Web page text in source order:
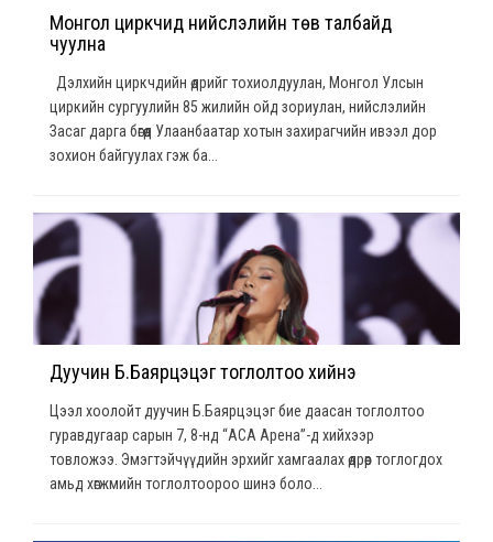
Монгол циркчид нийслэлийн төв талбайд
чуулна
Дэлхийн циркчдийн өдрийг тохиолдуулан, Монгол Улсын
циркийн сургуулийн 85 жилийн ойд зориулан, нийслэлийн
Засаг дарга бөгөөд Улаанбаатар хотын захирагчийн ивээл дор
зохион байгуулах гэж ба...
Дуучин Б.Баярцэцэг тоглолтоо хийнэ
Цээл хоолойт дуучин Б.Баярцэцэг бие даасан тоглолтоо
гуравдугаар сарын 7, 8-нд “АСА Арена”-д хийхээр
товложээ. Эмэгтэйчүүдийн эрхийг хамгаалах өдрөөр тоглогдох
амьд хөгжмийн тоглолтоороо шинэ боло...